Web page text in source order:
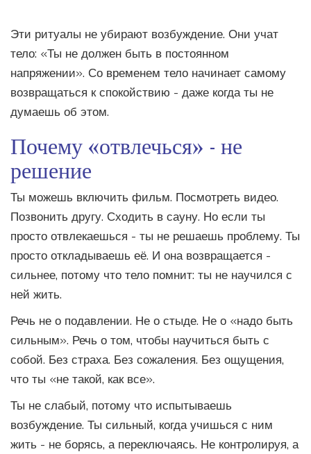
Эти ритуалы не убирают возбуждение. Они учат
тело: «Ты не должен быть в постоянном
напряжении». Со временем тело начинает самому
возвращаться к спокойствию - даже когда ты не
думаешь об этом.
Почему «отвлечься» - не
решение
Ты можешь включить фильм. Посмотреть видео.
Позвонить другу. Сходить в сауну. Но если ты
просто отвлекаешься - ты не решаешь проблему. Ты
просто откладываешь её. И она возвращается -
сильнее, потому что тело помнит: ты не научился с
ней жить.
Речь не о подавлении. Не о стыде. Не о «надо быть
сильным». Речь о том, чтобы научиться быть с
собой. Без страха. Без сожаления. Без ощущения,
что ты «не такой, как все».
Ты не слабый, потому что испытываешь
возбуждение. Ты сильный, когда учишься с ним
жить - не борясь, а переключаясь. Не контролируя, а